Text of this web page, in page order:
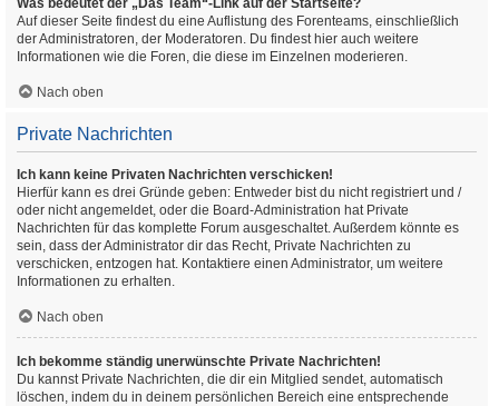
Was bedeutet der „Das Team“-Link auf der Startseite?
Auf dieser Seite findest du eine Auflistung des Forenteams, einschließlich
der Administratoren, der Moderatoren. Du findest hier auch weitere
Informationen wie die Foren, die diese im Einzelnen moderieren.
Nach oben
Private Nachrichten
Ich kann keine Privaten Nachrichten verschicken!
Hierfür kann es drei Gründe geben: Entweder bist du nicht registriert und /
oder nicht angemeldet, oder die Board-Administration hat Private
Nachrichten für das komplette Forum ausgeschaltet. Außerdem könnte es
sein, dass der Administrator dir das Recht, Private Nachrichten zu
verschicken, entzogen hat. Kontaktiere einen Administrator, um weitere
Informationen zu erhalten.
Nach oben
Ich bekomme ständig unerwünschte Private Nachrichten!
Du kannst Private Nachrichten, die dir ein Mitglied sendet, automatisch
löschen, indem du in deinem persönlichen Bereich eine entsprechende